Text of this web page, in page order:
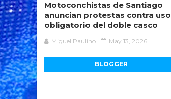
Motoconchistas de Santiago
anuncian protestas contra uso
obligatorio del doble casco
Miguel Paulino May 13, 2026
BLOGGER